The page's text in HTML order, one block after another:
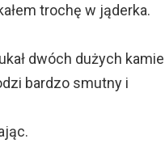
trochę w jąderka.
dwóch dużych
bardzo smutny i